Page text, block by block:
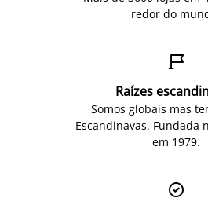
redor do

Raízes
Somos globais mas
Escandinavas. Fundada
em 1979.
